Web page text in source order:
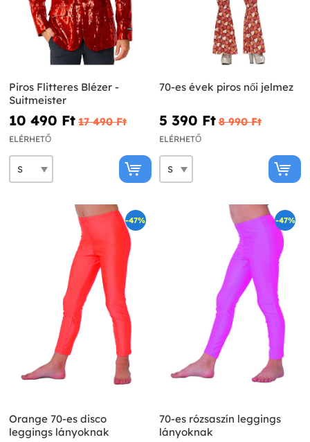
Piros Flitteres Blézer -
Suitmeister
10 490 Ft‎ 17 490 Ft‎
ELÉRHETŐ
70-es évek piros női jelmez
5 390 Ft‎ 8 990 Ft‎
ELÉRHETŐ
-47%
Orange 70-es disco
leggings lányoknak
-47%
70-es rózsaszín leggings
lányoknak